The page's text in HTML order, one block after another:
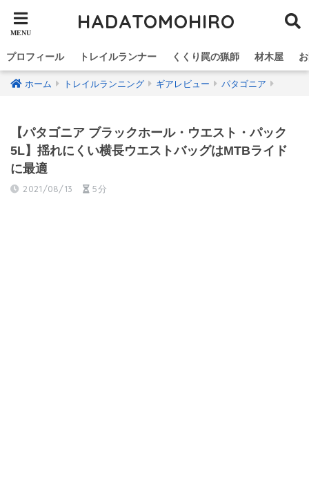
HADATOMOHIRO
プロフィール トレイルランナー くくり罠の猟師 材木屋
ホーム トレイルランニング ギアレビュー パタゴニア
【パタゴニア ブラックホール・ウエスト・パック
5L】揺れにくい横長ウエストバッグはMTBライド
に最適
2021/08/13 5分